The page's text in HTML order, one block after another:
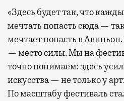
«Здесь будет так, что
мечтать попасть сюда —
мечтает попасть в
— место силы. Мы на
точно понимаем: здесь
искусства — не только у
По масштабу фестиваль